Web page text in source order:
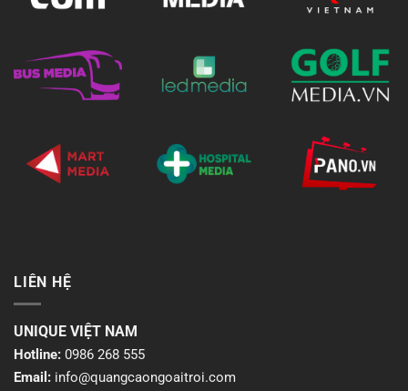
LIÊN HỆ
UNIQUE VIỆT NAM
Hotline: 0986 268 555
Email: info@quangcaongoaitroi.com